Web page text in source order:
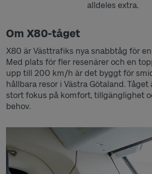
alldeles extra.
Om X80-tåget
X80 är Västtrafiks nya snabbtåg för
Med plats för fler resenärer och en
upp till 200 km/h är det byggt för
hållbara resor i Västra Götaland.
stort fokus på komfort, tillgänglighet
behov.